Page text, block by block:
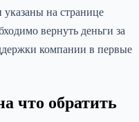
на странице
вернуть деньги за
компании в первые
что обратить